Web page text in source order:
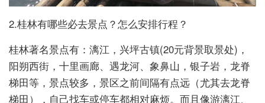
2.桂林有哪些必去景点？怎么安排行程？
桂林著名景点有：漓江，兴坪古镇(20元背景取景处)，
阳朔西街，十里画廊、遇龙河、象鼻山，银子岩，龙脊
梯田等，景点较多，景区之前间隔有点远（尤其去龙脊
梯田），自己找车或停车都相对麻烦。而且像游漓江、